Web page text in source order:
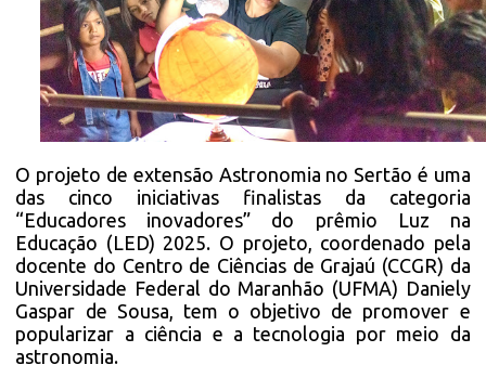
O projeto de extensão Astronomia no Sertão é uma
das cinco iniciativas finalistas da categoria
“Educadores inovadores” do prêmio Luz na
Educação (LED) 2025. O projeto, coordenado pela
docente do Centro de Ciências de Grajaú (CCGR) da
Universidade Federal do Maranhão (UFMA) Daniely
Gaspar de Sousa, tem o objetivo de promover e
popularizar a ciência e a tecnologia por meio da
astronomia.